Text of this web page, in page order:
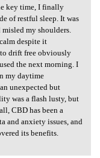
key time, I finally
of restful sleep. It was
my shoulders.
despite it
drift free obviously
the next morning. I
my daytime
unexpected but
was a flash lusty, but
CBD has been a
and anxiety issues, and
its benefits.